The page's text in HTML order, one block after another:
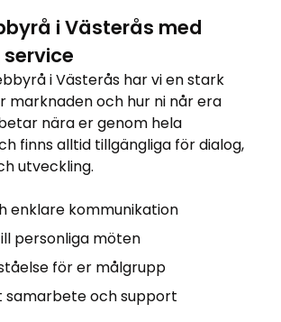
i Västerås med
i Västerås har vi en stark
marknaden och hur ni når era
nära er genom hela
finns alltid tillgängliga för dialog,
utveckling.
enklare kommunikation
personliga möten
för er målgrupp
samarbete och support